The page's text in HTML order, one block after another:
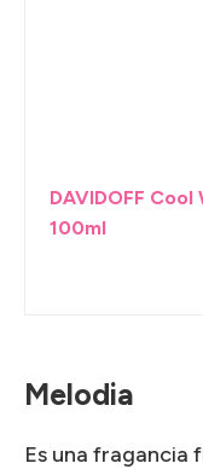
DAVIDOFF
100ml
Melodia
Es una fragancia